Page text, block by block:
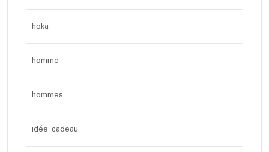
hoka
homme
hommes
idée cadeau